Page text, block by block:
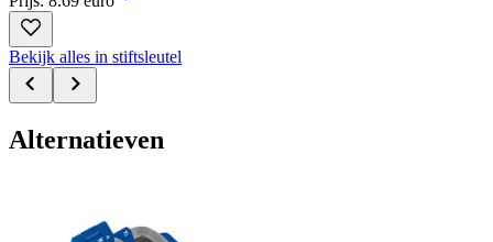
Bekijk alles in stiftsleutel
Alternatieven